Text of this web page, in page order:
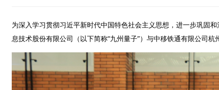
为深入学习贯彻习近平新时代中国特色社会主义思想，进一步巩固
息技术股份有限公司（以下简称“九州量子”）与中移铁通有限公司